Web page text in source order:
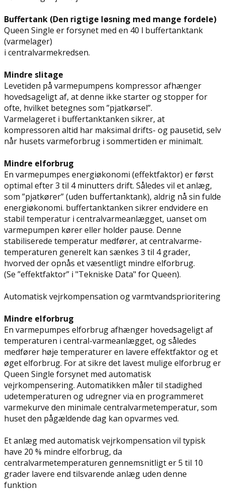
Buffertank (Den rigtige løsning med mange fordele)
Queen Single er forsynet med en 40 l buffertanktank
(varmelager)
i centralvarmekredsen.
Mindre slitage
Levetiden på varmepumpens kompressor afhænger
hovedsageligt af, at denne ikke starter og stopper for
ofte, hvilket betegnes som ”pjatkørsel”.
Varmelageret i buffertanktanken sikrer, at
kompressoren altid har maksimal drifts- og pausetid, selv
når husets varmeforbrug i sommertiden er minimalt.
Mindre elforbrug
En varmepumpes energiøkonomi (effektfaktor) er først
optimal efter 3 til 4 minutters drift. Således vil et anlæg,
som ”pjatkører” (uden buffertanktank), aldrig nå sin fulde
energiøkonomi. buffertanktanken sikrer endvidere en
stabil temperatur i centralvarmeanlægget, uanset om
varmepumpen kører eller holder pause. Denne
stabiliserede temperatur medfører, at centralvarme-
temperaturen generelt kan sænkes 3 til 4 grader,
hvorved der opnås et væsentligt mindre elforbrug.
(Se ”effektfaktor” i "Tekniske Data" for Queen).
Automatisk vejrkompensation og varmtvandsprioritering
Mindre elforbrug
En varmepumpes elforbrug afhænger hovedsageligt af
temperaturen i central-varmeanlægget, og således
medfører høje temperaturer en lavere effektfaktor og et
øget elforbrug. For at sikre det lavest mulige elforbrug er
Queen Single forsynet med automatisk
vejrkompensering. Automatikken måler til stadighed
udetemperaturen og udregner via en programmeret
varmekurve den minimale centralvarmetemperatur, som
huset den pågældende dag kan opvarmes ved.
Et anlæg med automatisk vejrkompensation vil typisk
have 20 % mindre elforbrug, da
centralvarmetemperaturen gennemsnitligt er 5 til 10
grader lavere end tilsvarende anlæg uden denne
funktion